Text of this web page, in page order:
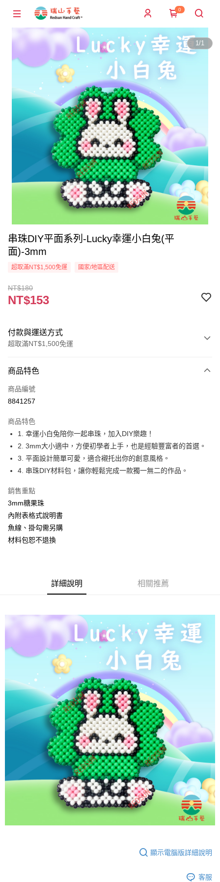
0
1/1
串珠DIY平面系列-Lucky幸運小白兔(平
面)-3mm
超取滿NT$1,500免運 國家/地區配送
NT$180
NT$153
付款與運送方式
超取滿NT$1,500免運
信用卡一次付款
超商取貨付款
街口支付
悠遊付
運送方式
全家取貨付款
每筆NT$60，滿NT$1,500(含以上)免運費
付款後全家取貨
付款後7-11取貨
宅配 新竹物流
每筆NT$130，滿NT$2,000(含以上)免運費
國家/地區配送-香港(順豐快遞)
商品特色
商品編號
8841257
商品特色
1. 幸運小白兔陪你一起串珠，加入DIY樂趣！
2. 3mm大小適中，方便初學者上手，也是經驗豐富者的首選。
3. 平面設計簡單可愛，適合襯托出你的創意風格。
4. 串珠DIY材料包，讓你輕鬆完成一款獨一無二的作品。
銷售重點
3mm糖果珠
內附表格式說明書
魚線、掛勾需另購
材料包恕不退換
詳細說明 相關推薦
顯示電腦版詳細說明
客服